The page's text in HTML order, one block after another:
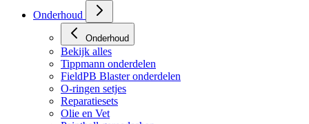
Onderhoud
Onderhoud
Bekijk alles
Tippmann onderdelen
FieldPB Blaster onderdelen
O-ringen setjes
Reparatiesets
Olie en Vet